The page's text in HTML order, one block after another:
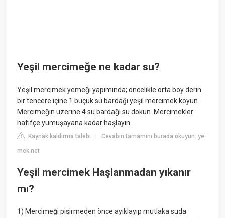
Yeşil mercimeğe ne kadar su?
Yeşil mercimek yemeği yapımında; öncelikle orta boy derin
bir tencere içine 1 buçuk su bardağı yeşil mercimek koyun.
Mercimeğin üzerine 4 su bardağı su dökün. Mercimekler
hafifçe yumuşayana kadar haşlayın.
Kaynak kaldırma talebi |Cevabın tamamını burada okuyun: ye-
mek.net
Yeşil mercimek Haşlanmadan yıkanır
mı?
1) Mercimeği pişirmeden önce ayıklayıp mutlaka suda